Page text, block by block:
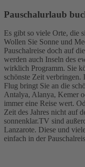
Pauschalurlaub
Es gibt so viele Orte, die
Wollen Sie Sonne und
Pauschalreise doch auf
werden auch Inseln des
wirklich Programm. Sie
schönste Zeit verbringen.
Flug bringt Sie an die
Antalya, Alanya, Kemer
immer eine Reise wert.
Zeit des Jahres nicht auf
sonnenklar.TV sind
Lanzarote. Diese und
einfach in der